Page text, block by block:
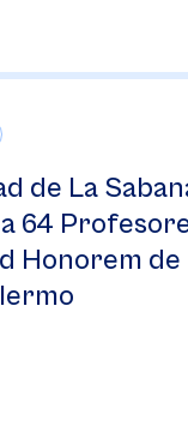
de La
64
Honorem de